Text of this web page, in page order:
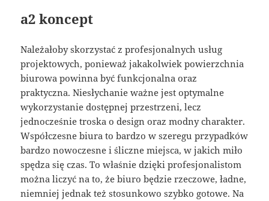
a2 koncept
Należałoby skorzystać z profesjonalnych usług
projektowych, ponieważ jakakolwiek powierzchnia
biurowa powinna być funkcjonalna oraz
praktyczna. Niesłychanie ważne jest optymalne
wykorzystanie dostępnej przestrzeni, lecz
jednocześnie troska o design oraz modny charakter.
Współczesne biura to bardzo w szeregu przypadków
bardzo nowoczesne i śliczne miejsca, w jakich miło
spędza się czas. To właśnie dzięki profesjonalistom
można liczyć na to, że biuro będzie rzeczowe, ładne,
niemniej jednak też stosunkowo szybko gotowe. Na